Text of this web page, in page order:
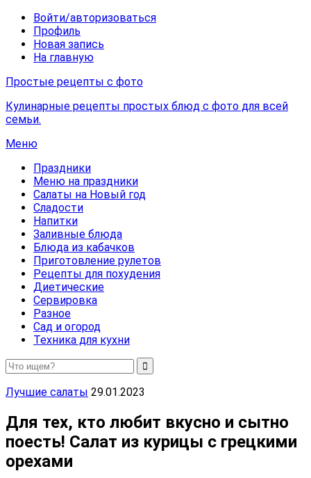
Войти/авторизоваться
Профиль
Новая запись
На главную
Простые рецепты с фото
Кулинарные рецепты простых блюд с фото для всей
семьи.
Меню
Праздники
Меню на праздники
Салаты на Новый год
Сладости
Напитки
Заливные блюда
Блюда из кабачков
Приготовление рулетов
Рецепты для похудения
Диетические
Сервировка
Разное
Сад и огород
Техника для кухни
Лучшие салаты 29.01.2023
Для тех, кто любит вкусно и сытно
поесть! Салат из курицы с грецкими
орехами